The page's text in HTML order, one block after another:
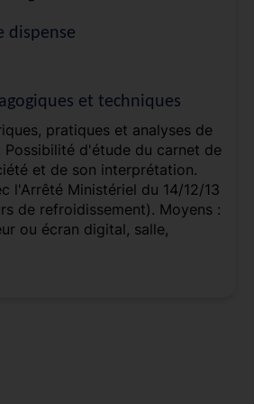
dispense
et techniques
pratiques et analyses de
Possibilité d'étude du carnet de
et de son interprétation.
l'Arrêté Ministériel du 14/12/13
de refroidissement). Moyens :
ou écran digital, salle,